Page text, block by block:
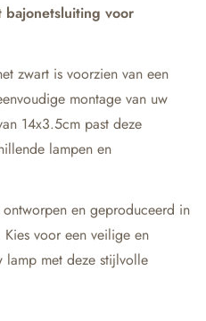
bajonetsluiting voor
zwart is voorzien van een
montage van uw
14x3.5cm past deze
lampen en
en geproduceerd in
voor een veilige en
lamp met deze stijlvolle